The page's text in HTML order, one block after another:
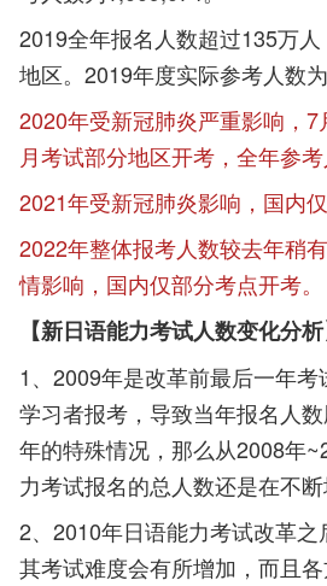
2019全年报名人数超过135万
地区。2019年度实际参考人数为
2020年受新冠肺炎严重影响，
月考试部分地区开考，全年参考
2021年受新冠肺炎影响，国内
2022年整体报考人数较去年稍
情影响，国内仅部分考点开考。
【新日语能力考试人数变化分析
1、2009年是改革前最后一年
学习者报考，导致当年报名人
年的特殊情况，那么从2008年
力考试报名的总人数还是在不断
2、2010年日语能力考试改革
其考试难度会有所增加，而且